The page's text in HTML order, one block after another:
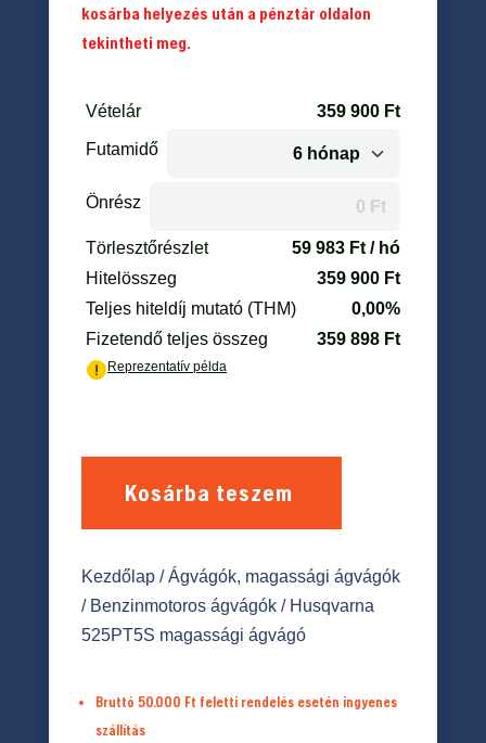
kosárba helyezés után a pénztár oldalon
tekintheti meg.
Kosárba teszem
Kezdőlap/Ágvágók, magassági ágvágók
/ Benzinmotoros ágvágók/ Husqvarna
525PT5S magassági ágvágó
Bruttó 50.000 Ft feletti rendelés esetén ingyenes
szállítás